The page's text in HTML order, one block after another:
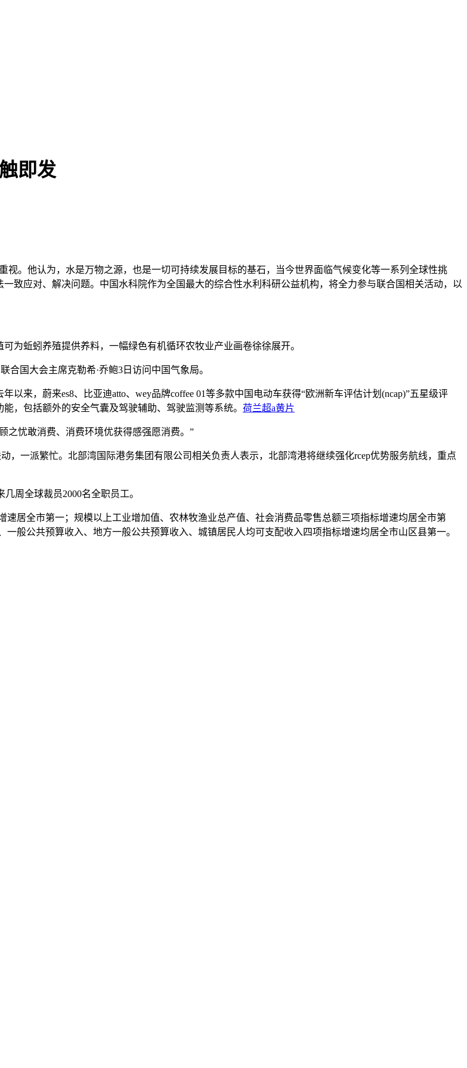
即发
。他认为，水是万物之源，也是一切可持续发展目标的基石，当今世界面临气候变化等一系列全球性挑
致应对、解决问题。中国水科院作为全国最大的综合性水利科研公益机构，将全力参与联合国相关活动，以
蚯蚓养殖提供养料，一幅绿色有机循环农牧业产业画卷徐徐展开。
合国大会主席克勒希·乔鲍3日访问中国气象局。
，蔚来es8、比亚迪atto、wey品牌coffee 01等多款中国电动车获得“欧洲新车评估计划(ncap)”五星级评
，包括额外的安全气囊及驾驶辅助、驾驶监测等系统。 荷兰超a黄片
忧敢消费、消费环境优获得感强愿消费。”
一派繁忙。北部湾国际港务集团有限公司相关负责人表示，北部湾港将继续强化rcep优势服务航线，重点
周全球裁员2000名全职员工。
居全市第一；规模以上工业增加值、农林牧渔业总产值、社会消费品零售总额三项指标增速均居全市第
般公共预算收入、地方一般公共预算收入、城镇居民人均可支配收入四项指标增速均居全市山区县第一。